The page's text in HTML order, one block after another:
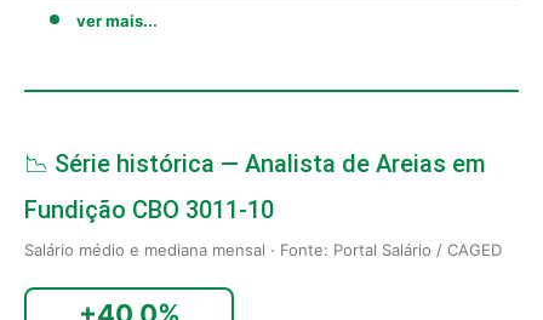
ver mais...
📉 Série histórica — Analista de Areias em
Fundição CBO 3011-10
Salário médio e mediana mensal · Fonte: Portal Salário / CAGED
+40,0%